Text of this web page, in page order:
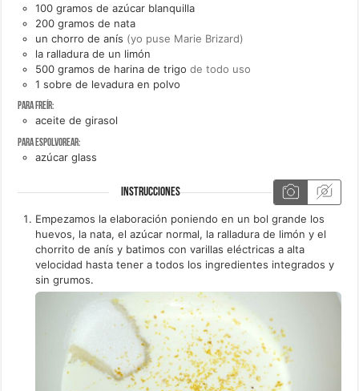
100 gramos de azúcar blanquilla
200 gramos de nata
un chorro de anís (yo puse Marie Brizard)
la ralladura de un limón
500 gramos de harina de trigo de todo uso
1 sobre de levadura en polvo
Para freír:
aceite de girasol
Para espolvorear:
azúcar glass
INSTRUCCIONES
Empezamos la elaboración poniendo en un bol grande los
huevos, la nata, el azúcar normal, la ralladura de limón y el
chorrito de anís y batimos con varillas eléctricas a alta
velocidad hasta tener a todos los ingredientes integrados y
sin grumos.